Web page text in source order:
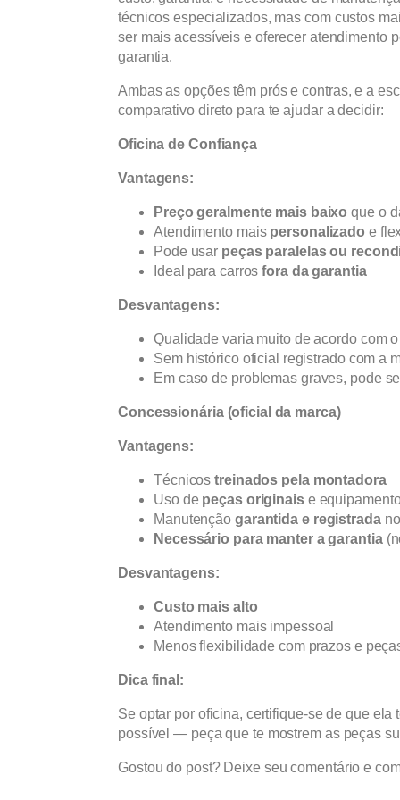
técnicos especializados, mas com custos
ser mais acessíveis e oferecer atendimento
garantia.
Ambas as opções têm prós e contras, e a
comparativo direto para te ajudar a decidir:
Oficina de Confiança
Vantagens:
Preço geralmente mais baixo que o
Atendimento mais personalizado e
Pode usar peças paralelas ou
Ideal para carrosfora da garantia
Desvantagens:
Qualidade varia muito de acordo com
Sem histórico oficial registrado com a
Em caso de problemas graves, pode
Concessionária (oficial da marca)
Vantagens:
Técnicostreinados pela montadora
Uso de peças originaise
Manutenção garantida e registradano
Necessário para manter a garantia
Desvantagens:
Custo mais alto
Atendimento mais impessoal
Menos flexibilidade com prazos e
Dica final:
Se optar por oficina, certifique-se de que ela
possível — peça que te mostrem as peças
Gostou do post? Deixe seu comentário e